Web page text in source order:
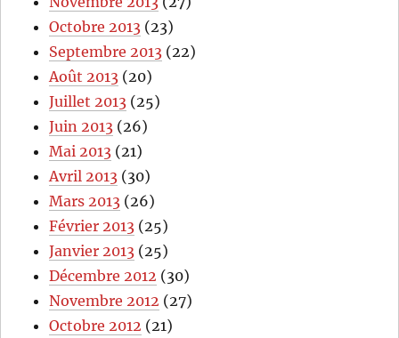
Octobre 2013 (23)
Septembre 2013 (22)
Août 2013 (20)
Juillet 2013 (25)
Juin 2013 (26)
Mai 2013 (21)
Avril 2013 (30)
Mars 2013 (26)
Février 2013 (25)
Janvier 2013 (25)
Décembre 2012 (30)
Novembre 2012 (27)
Octobre 2012 (21)